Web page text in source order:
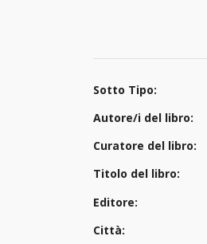
Sotto Tipo:
Autore/i del libro:
Curatore del libro:
Titolo del libro:
Editore:
Città: